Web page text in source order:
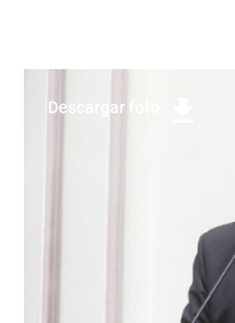
Descargar foto